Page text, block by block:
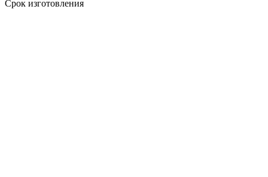
Срок изготовления